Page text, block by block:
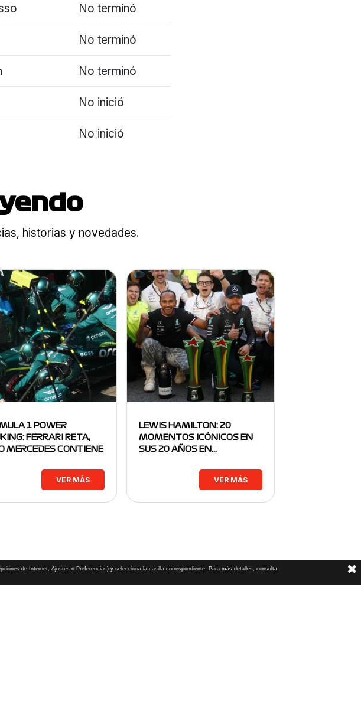
No terminó
No terminó
No terminó
No inició
No inició
historias y novedades.
1 POWER
FERRARI RETA,
MERCEDES CONTIENE
VER MÁS
LEWIS HAMILTON: 20
MOMENTOS ICÓNICOS EN
SUS 20 AÑOS EN…
VER MÁS
de Internet, Ajustes o Preferencias) y selecciona la casilla correspondiente. Para más detalles, consulta